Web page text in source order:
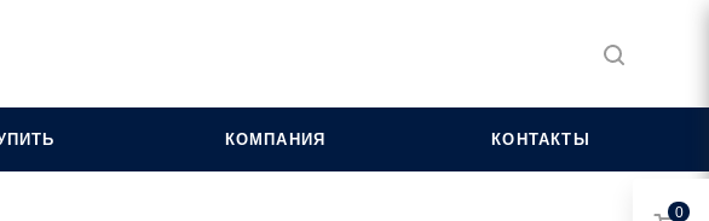
КОМПАНИЯ КОНТАКТЫ
0